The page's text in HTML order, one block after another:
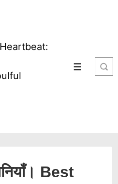
Best